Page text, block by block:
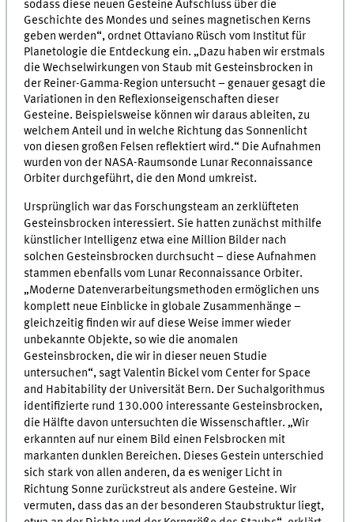
sodass diese neuen Gesteine Aufschluss über die
Geschichte des Mondes und seines magnetischen Kerns
geben werden“, ordnet Ottaviano Rüsch vom Institut für
Planetologie die Entdeckung ein. „Dazu haben wir erstmals
die Wechselwirkungen von Staub mit Gesteinsbrocken in
der Reiner-Gamma-Region untersucht – genauer gesagt die
Variationen in den Reflexionseigenschaften dieser
Gesteine. Beispielsweise können wir daraus ableiten, zu
welchem Anteil und in welche Richtung das Sonnenlicht
von diesen großen Felsen reflektiert wird.“ Die Aufnahmen
wurden von der NASA-Raumsonde Lunar Reconnaissance
Orbiter durchgeführt, die den Mond umkreist.
Ursprünglich war das Forschungsteam an zerklüfteten
Gesteinsbrocken interessiert. Sie hatten zunächst mithilfe
künstlicher Intelligenz etwa eine Million Bilder nach
solchen Gesteinsbrocken durchsucht – diese Aufnahmen
stammen ebenfalls vom Lunar Reconnaissance Orbiter.
„Moderne Datenverarbeitungsmethoden ermöglichen uns
komplett neue Einblicke in globale Zusammenhänge –
gleichzeitig finden wir auf diese Weise immer wieder
unbekannte Objekte, so wie die anomalen
Gesteinsbrocken, die wir in dieser neuen Studie
untersuchen“, sagt Valentin Bickel vom Center for Space
and Habitability der Universität Bern. Der Suchalgorithmus
identifizierte rund 130.000 interessante Gesteinsbrocken,
die Hälfte davon untersuchten die Wissenschaftler. „Wir
erkannten auf nur einem Bild einen Felsbrocken mit
markanten dunklen Bereichen. Dieses Gestein unterschied
sich stark von allen anderen, da es weniger Licht in
Richtung Sonne zurückstreut als andere Gesteine. Wir
vermuten, dass das an der besonderen Staubstruktur liegt,